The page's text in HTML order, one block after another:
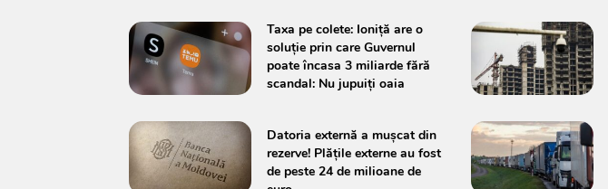
Taxa pe colete: Ioniță are o
soluție prin care Guvernul
poate încasa 3 miliarde fără
scandal: Nu jupuiți oaia
Datoria externă a mușcat din
rezerve! Plățile externe au fost
de peste 24 de milioane de